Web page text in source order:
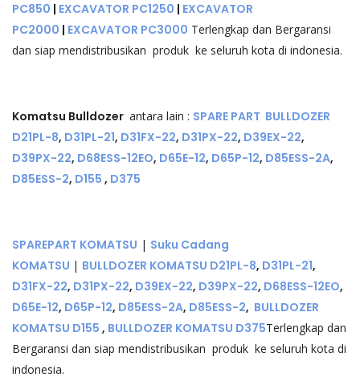
PC850 | EXCAVATOR PC1250 | EXCAVATOR
PC2000 | EXCAVATOR PC3000 Terlengkap dan Bergaransi
dan siap mendistribusikan produk ke seluruh kota di indonesia.
Komatsu Bulldozer antara lain : SPARE PART BULLDOZER
D21PL-8, D31PL-21, D31FX-22, D31PX-22, D39EX-22,
D39PX-22, D68ESS-12EO, D65E-12, D65P-12, D85ESS-2A,
D85ESS-2, D155 , D375
SPAREPART KOMATSU | Suku Cadang
KOMATSU | BULLDOZER KOMATSU D21PL-8, D31PL-21,
D31FX-22, D31PX-22, D39EX-22, D39PX-22, D68ESS-12EO,
D65E-12, D65P-12, D85ESS-2A, D85ESS-2, BULLDOZER
KOMATSU D155 , BULLDOZER KOMATSU D375Terlengkap dan
Bergaransi dan siap mendistribusikan produk ke seluruh kota di
indonesia.